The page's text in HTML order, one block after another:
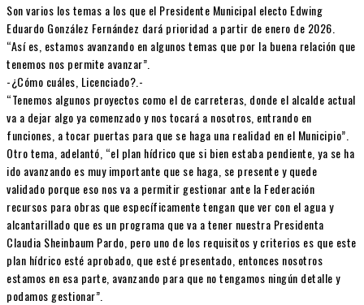
Son varios los temas a los que el Presidente Municipal electo Edwing
Eduardo González Fernández dará prioridad a partir de enero de 2026.
“Así es, estamos avanzando en algunos temas que por la buena relación que
tenemos nos permite avanzar”.
-¿Cómo cuáles, Licenciado?.-
“Tenemos algunos proyectos como el de carreteras, donde el alcalde actual
va a dejar algo ya comenzado y nos tocará a nosotros, entrando en
funciones, a tocar puertas para que se haga una realidad en el Municipio”.
Otro tema, adelantó, “el plan hídrico que si bien estaba pendiente, ya se ha
ido avanzando es muy importante que se haga, se presente y quede
validado porque eso nos va a permitir gestionar ante la Federación
recursos para obras que específicamente tengan que ver con el agua y
alcantarillado que es un programa que va a tener nuestra Presidenta
Claudia Sheinbaum Pardo, pero uno de los requisitos y criterios es que este
plan hídrico esté aprobado, que esté presentado, entonces nosotros
estamos en esa parte, avanzando para que no tengamos ningún detalle y
podamos gestionar”.